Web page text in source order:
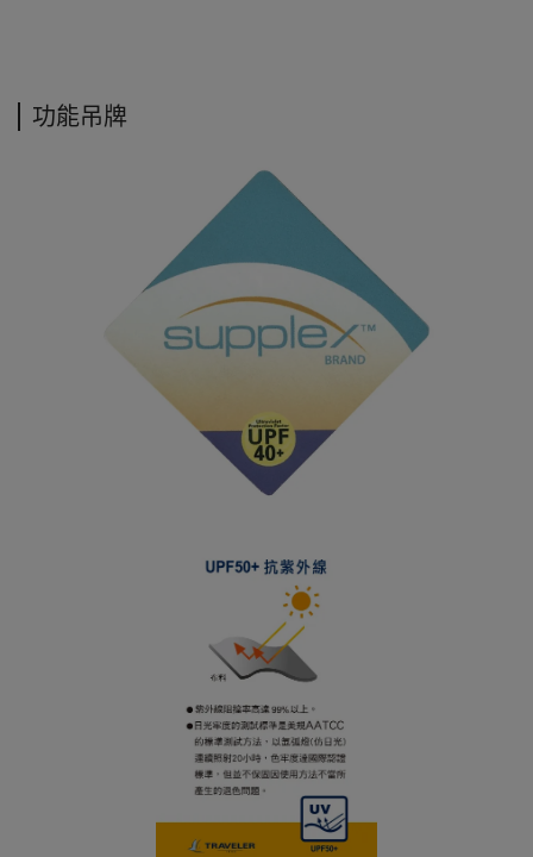
功能吊牌